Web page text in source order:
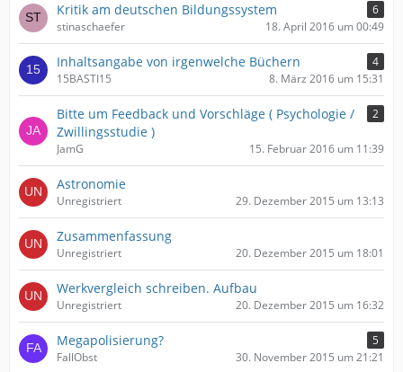
Kritik am deutschen Bildungssystem
6
stinaschaefer
18. April 2016 um 00:49
Inhaltsangabe von irgenwelche Büchern
4
15BASTI15
8. März 2016 um 15:31
Bitte um Feedback und Vorschläge ( Psychologie /
Zwillingsstudie )
2
JamG 15. Februar 2016 um 11:39
Astronomie
Unregistriert 29. Dezember 2015 um 13:13
Zusammenfassung
Unregistriert 20. Dezember 2015 um 18:01
Werkvergleich schreiben. Aufbau
Unregistriert 20. Dezember 2015 um 16:32
Megapolisierung?
5
FallObst
30. November 2015 um 21:21